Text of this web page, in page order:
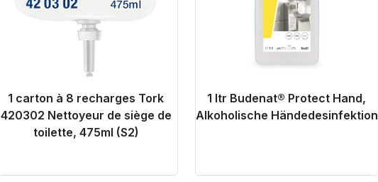
1 carton à 8 recharges Tork
420302 Nettoyeur de siège de
toilette, 475ml (S2)
1 ltr Budenat® Protect Hand,
Alkoholische Händedesinfektion